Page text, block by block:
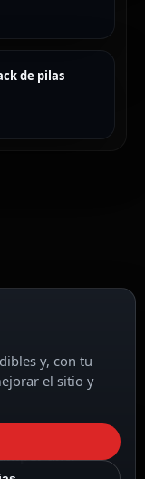
de pilas
anti-
y, con tu
el sitio y